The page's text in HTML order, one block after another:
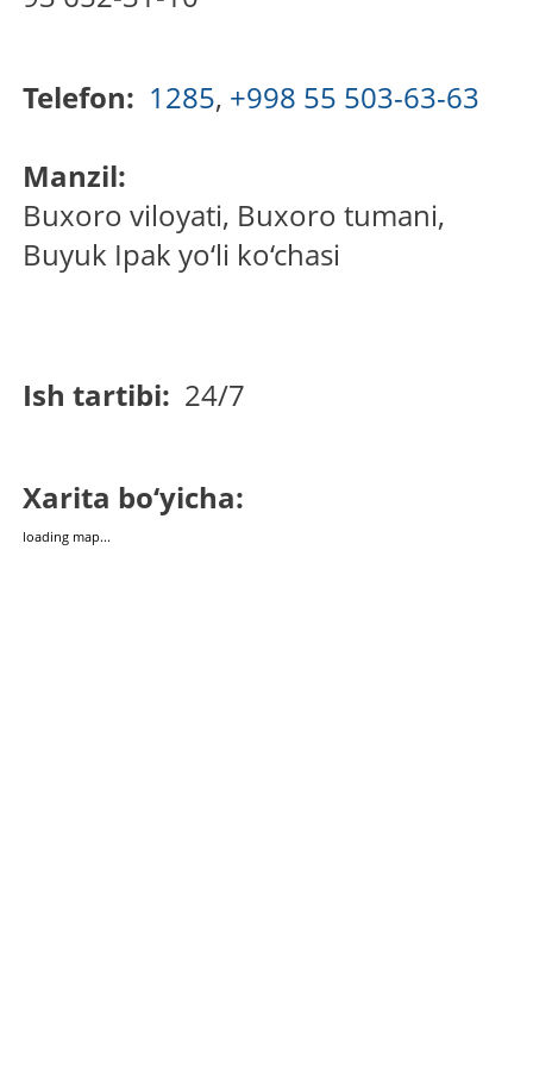
Telefon: 1285, +998 55 503-63-63
Manzil:
Buxoro viloyati, Buxoro tumani,
Buyuk Ipak yo‘li ko‘chasi
Ish tartibi: 24/7
Xarita bo‘yicha:
loading map...